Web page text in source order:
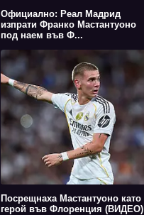
Официално: Реал Мадрид
изпрати Франко Мастантуоно
под наем във Ф...
Посрещнаха Мастантуоно като
герой във Флоренция (ВИДЕО)